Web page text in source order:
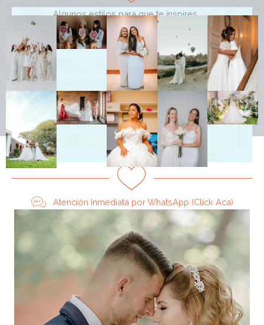
Algunos estilos para que te inspires. . . .
Atención Inmediata por WhatsApp (Click Aca)